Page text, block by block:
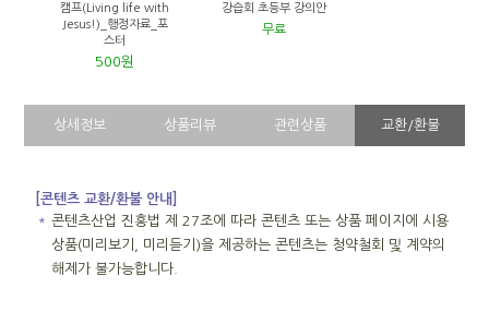
캠프(Living life with
Jesus!)_행정자료_포
스터
500원
강습회 초등부 강의안
무료
상세정보 상품리뷰 관련상품 교환/환불
[콘텐츠 교환/환불 안내]
＊ 콘텐츠산업 진흥법 제 27조에 따라 콘텐츠 또는 상품 페이지에 시용
상품(미리보기, 미리듣기)을 제공하는 콘텐츠는 청약철회 및 계약의
해제가 불가능합니다.